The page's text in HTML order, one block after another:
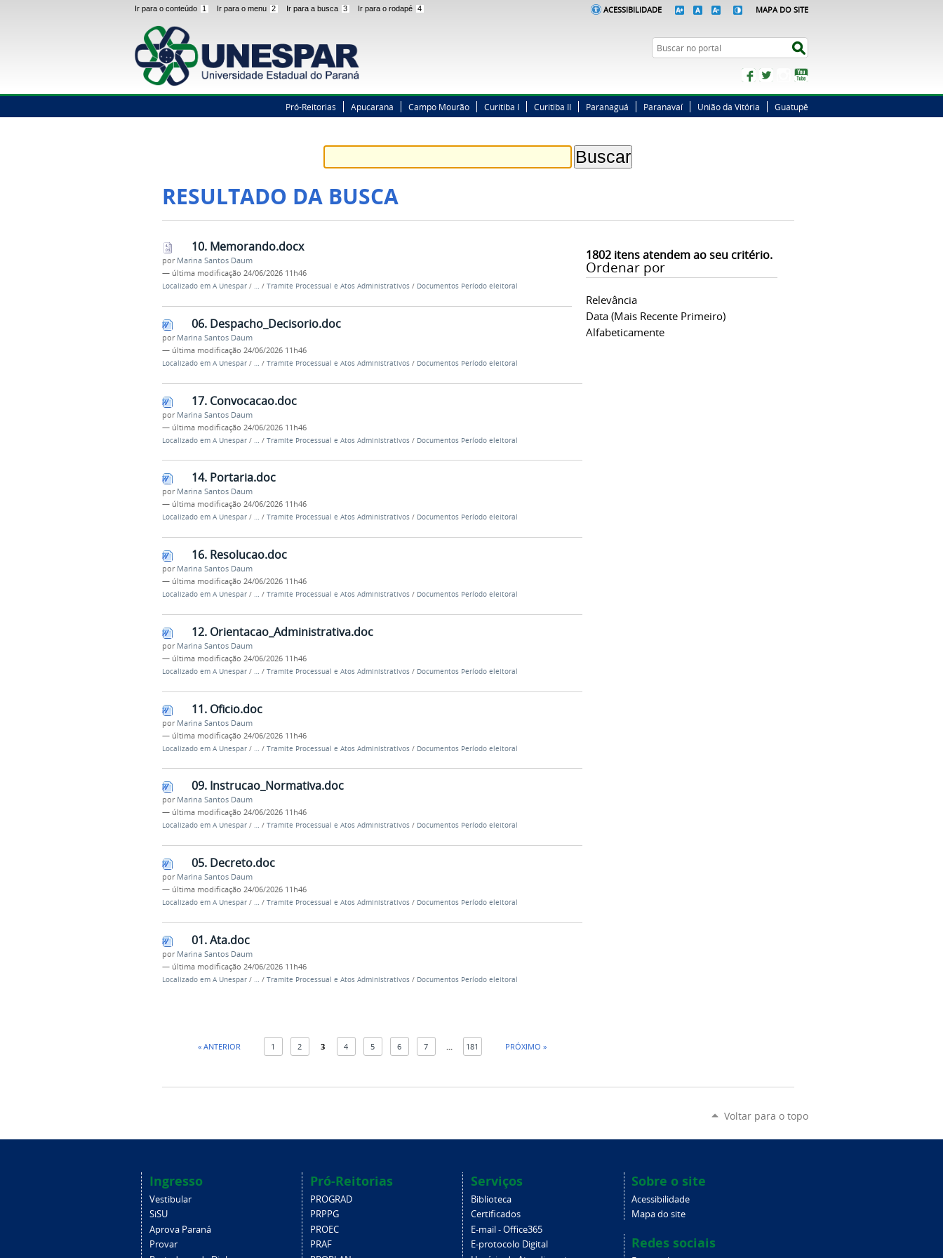
Ir para o conteúdo 1 Ir para o menu 2 Ir para a busca 3 Ir para o rodapé 4 ACESSIBILIDADE MAPA DO SITE
Busca
FacebookTwitterInstagram
Pró-Reitorias Apucarana Campo Mourão Curitiba I Curitiba II Paranaguá Paranavaí União da Vitória Guatupê
RESULTADO DA BUSCA
1802itens atendem ao seu critério.
Ordenar por
Relevância
Data (mais Recente Primeiro)
Alfabeticamente
10. Memorando.docx
por Marina Santos Daum
— última modificação 24/06/2026 11h46
Localizado em A Unespar / … / Tramite Processual e Atos Administrativos / Documentos Período eleitoral
06. Despacho_Decisorio.doc
por Marina Santos Daum
— última modificação 24/06/2026 11h46
Localizado em A Unespar / … / Tramite Processual e Atos Administrativos / Documentos Período eleitoral
17. Convocacao.doc
por Marina Santos Daum
— última modificação 24/06/2026 11h46
Localizado em A Unespar / … / Tramite Processual e Atos Administrativos / Documentos Período eleitoral
14. Portaria.doc
por Marina Santos Daum
— última modificação 24/06/2026 11h46
Localizado em A Unespar / … / Tramite Processual e Atos Administrativos / Documentos Período eleitoral
16. Resolucao.doc
por Marina Santos Daum
— última modificação 24/06/2026 11h46
Localizado em A Unespar / … / Tramite Processual e Atos Administrativos / Documentos Período eleitoral
12. Orientacao_Administrativa.doc
por Marina Santos Daum
— última modificação 24/06/2026 11h46
Localizado em A Unespar / … / Tramite Processual e Atos Administrativos / Documentos Período eleitoral
11. Oficio.doc
por Marina Santos Daum
— última modificação 24/06/2026 11h46
Localizado em A Unespar / … / Tramite Processual e Atos Administrativos / Documentos Período eleitoral
09. Instrucao_Normativa.doc
por Marina Santos Daum
— última modificação 24/06/2026 11h46
Localizado em A Unespar / … / Tramite Processual e Atos Administrativos / Documentos Período eleitoral
05. Decreto.doc
por Marina Santos Daum
— última modificação 24/06/2026 11h46
Localizado em A Unespar / … / Tramite Processual e Atos Administrativos / Documentos Período eleitoral
01. Ata.doc
por Marina Santos Daum
— última modificação 24/06/2026 11h46
Localizado em A Unespar / … / Tramite Processual e Atos Administrativos / Documentos Período eleitoral
« ANTERIOR 1 2 3 4 5 6 7 181 PRÓXIMO »
Voltar para o topo
Ingresso
Vestibular
SiSU
Aprova Paraná
Provar
Pró-Reitorias
PROGRAD
PRPPG
PROEC
PRAF
Serviços
Biblioteca
Certificados
E-mail - Office365
E-protocolo Digital
Sobre o site
Acessibilidade
Mapa do site
Redes sociais